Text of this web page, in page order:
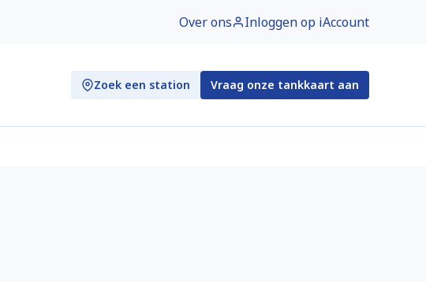
Over ons Inloggen op iAccount
Zoek een station Vraag onze tankkaart aan